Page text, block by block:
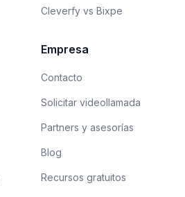
Cleverfy vs Bixpe
Empresa
Contacto
Solicitar videollamada
Partners y asesorías
Blog
Recursos gratuitos